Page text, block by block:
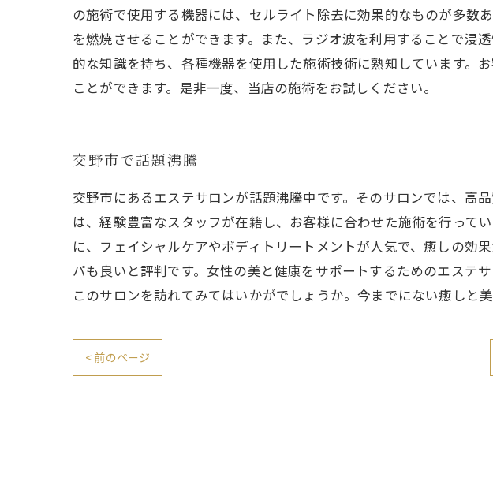
の施術で使用する機器には、セルライト除去に効果的なものが多数
を燃焼させることができます。また、ラジオ波を利用することで浸
的な知識を持ち、各種機器を使用した施術技術に熟知しています。
ことができます。是非一度、当店の施術をお試しください。
交野市で話題沸騰
交野市にあるエステサロンが話題沸騰中です。そのサロンでは、高
は、経験豊富なスタッフが在籍し、お客様に合わせた施術を行って
に、フェイシャルケアやボディトリートメントが人気で、癒しの効
パも良いと評判です。女性の美と健康をサポートするためのエステ
このサロンを訪れてみてはいかがでしょうか。今までにない癒しと
< 前のページ